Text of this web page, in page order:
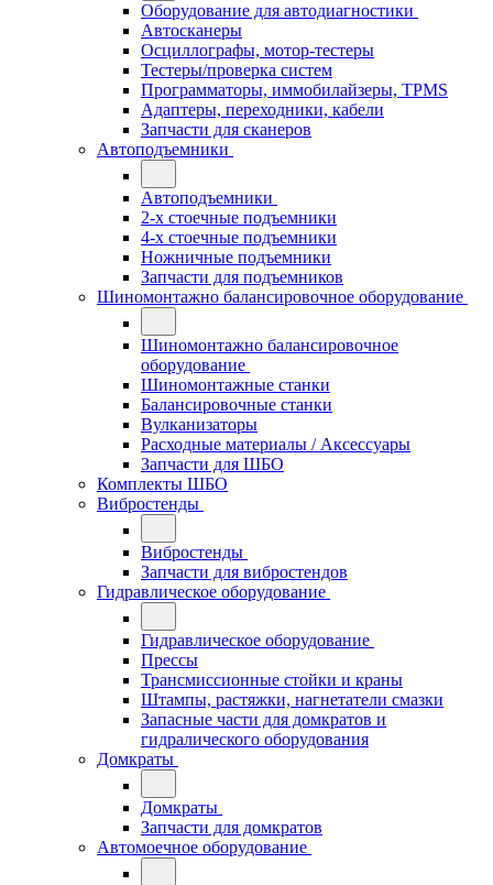
Оборудование для автодиагностики
Автосканеры
Осциллографы, мотор-тестеры
Тестеры/проверка систем
Программаторы, иммобилайзеры, TPMS
Адаптеры, переходники, кабели
Запчасти для сканеров
Автоподъемники
Автоподъемники
2-х стоечные подъемники
4-х стоечные подъемники
Ножничные подъемники
Запчасти для подъемников
Шиномонтажно балансировочное оборудование
Шиномонтажно балансировочное
оборудование
Шиномонтажные станки
Балансировочные станки
Вулканизаторы
Расходные материалы / Аксессуары
Запчасти для ШБО
Комплекты ШБО
Вибростенды
Вибростенды
Запчасти для вибростендов
Гидравлическое оборудование
Гидравлическое оборудование
Прессы
Трансмиссионные стойки и краны
Штампы, растяжки, нагнетатели смазки
Запасные части для домкратов и
гидралического оборудования
Домкраты
Домкраты
Запчасти для домкратов
Автомоечное оборудование